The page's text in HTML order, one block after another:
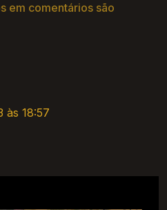
em comentários são
às 18:57